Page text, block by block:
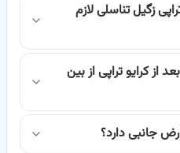
را در باسینا بیابید
انجام کرایو تراپی زگیل تناسلی،
از عود مجدد بیماری دارد.
از متخصصین برجسته در زمینه پوست،
زگیل تناسلی لازم
کرایو تراپی از بین
جانبی دارد؟